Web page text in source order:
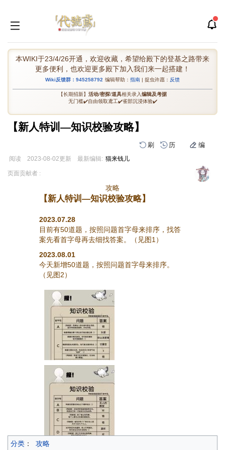
本WIKI于23/4/26开通，欢迎收藏，希望给殿下的登基之路带来
更多便利，也欢迎更多殿下加入我们来一起搭建！
Wiki反馈群：945258792 编辑帮助： 指南 | 捉虫许愿： 反馈
【长期招新】 活动/密探/道具相关录入编辑及考据
无门槛✔️自由领取鸢工✔️雀部沉浸体验✔️
【新人特训—知识校验攻略】
刷 历 编
阅读 2023-08-02更新 最新编辑: 猫来钱儿
跳
跳
页面贡献者 :
攻略
【新人特训—知识校验攻略】
2023.07.28
目前有50道题，按照问题首字母来排序，找答
案先看首字母再去细找答案。（见图1）
2023.08.01
今天新增50道题，按照问题首字母来排序。
（见图2）
分类 ： 攻略